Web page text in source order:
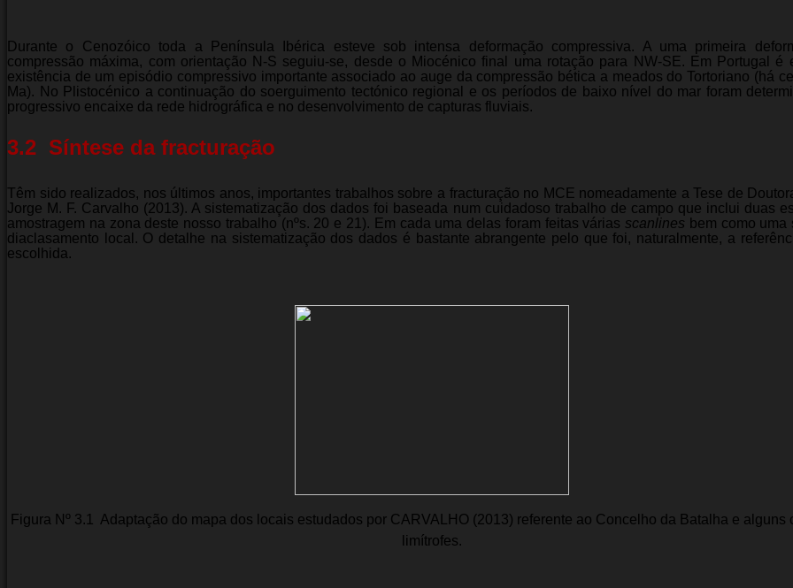
Durante o Cenozóico toda a Península Ibérica esteve sob intensa deformação compressiva. A uma primeira
compressão máxima, com orientação N-S seguiu-se, desde o Miocénico final uma rotação para NW-SE. Em Portugal é
existência de um episódio compressivo importante associado ao auge da compressão bética a meados do Tortoriano (há
Ma). No Plistocénico a continuação do soerguimento tectónico regional e os períodos de baixo nível do mar foram
progressivo encaixe da rede hidrográfica e no desenvolvimento de capturas fluviais.
3.2  Síntese da fracturação
Têm sido realizados, nos últimos anos, importantes trabalhos sobre a fracturação no MCE nomeadamente a Tese de
Jorge M. F. Carvalho (2013). A sistematização dos dados foi baseada num cuidadoso trabalho de campo que inclui duas
amostragem na zona deste nosso trabalho (nºs. 20 e 21). Em cada uma delas foram feitas várias scanlines bem como uma
diaclasamento local. O detalhe na sistematização dos dados é bastante abrangente pelo que foi, naturalmente, a
escolhida.
Figura Nº 3.1  Adaptação do mapa dos locais estudados por CARVALHO (2013) referente ao Concelho da Batalha e alguns
limítrofes.